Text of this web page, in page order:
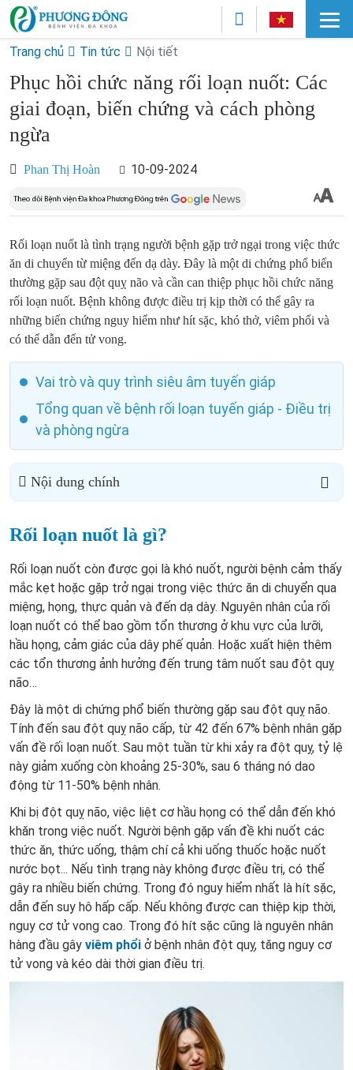
Trang chủ Tin tức Nội tiết
Phục hồi chức năng rối loạn nuốt: Các
giai đoạn, biến chứng và cách phòng
ngừa
Phan Thị Hoàn 10-09-2024
Rối loạn nuốt là tình trạng người bệnh gặp trở ngại trong việc thức
ăn di chuyển từ miệng đến dạ dày. Đây là một di chứng phổ biến
thường gặp sau đột quỵ não và cần can thiệp phục hồi chức năng
rối loạn nuốt. Bệnh không được điều trị kịp thời có thể gây ra
những biến chứng nguy hiểm như hít sặc, khó thở, viêm phổi và
có thể dẫn đến tử vong.
Vai trò và quy trình siêu âm tuyến giáp
Tổng quan về bệnh rối loạn tuyến giáp - Điều trị
và phòng ngừa
Nội dung chính
Rối loạn nuốt là gì?
Rối loạn nuốt còn được gọi là khó nuốt, người bệnh cảm thấy
mắc kẹt hoặc gặp trở ngại trong việc thức ăn di chuyển qua
miệng, họng, thực quản và đến dạ dày. Nguyên nhân của rối
loạn nuốt có thể bao gồm tổn thương ở khu vực của lưỡi,
hầu họng, cảm giác của dây phế quản. Hoặc xuất hiện thêm
các tổn thương ảnh hưởng đến trung tâm nuốt sau đột quỵ
não…
Đây là một di chứng phổ biến thường gặp sau đột quỵ não.
Tính đến sau đột quỵ não cấp, từ 42 đến 67% bệnh nhân gặp
vấn đề rối loạn nuốt. Sau một tuần từ khi xảy ra đột quỵ, tỷ lệ
này giảm xuống còn khoảng 25-30%, sau 6 tháng nó dao
động từ 11-50% bệnh nhân.
Khi bị đột quỵ não, việc liệt cơ hầu họng có thể dẫn đến khó
khăn trong việc nuốt. Người bệnh gặp vấn đề khi nuốt các
thức ăn, thức uống, thậm chí cả khi uống thuốc hoặc nuốt
nước bọt... Nếu tình trạng này không được điều trị, có thể
gây ra nhiều biến chứng. Trong đó nguy hiểm nhất là hít sặc,
dẫn đến suy hô hấp cấp. Nếu không được can thiệp kịp thời,
nguy cơ tử vong cao. Trong đó hít sặc cũng là nguyên nhân
hàng đầu gây viêm phổi ở bệnh nhân đột quỵ, tăng nguy cơ
tử vong và kéo dài thời gian điều trị.